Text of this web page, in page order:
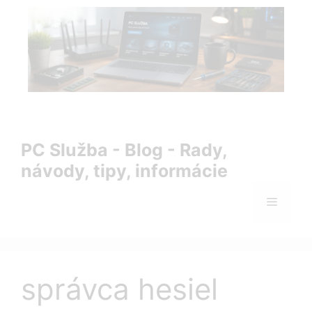
PC Služba - Blog - Rady,
návody, tipy, informácie
Menu
správca hesiel